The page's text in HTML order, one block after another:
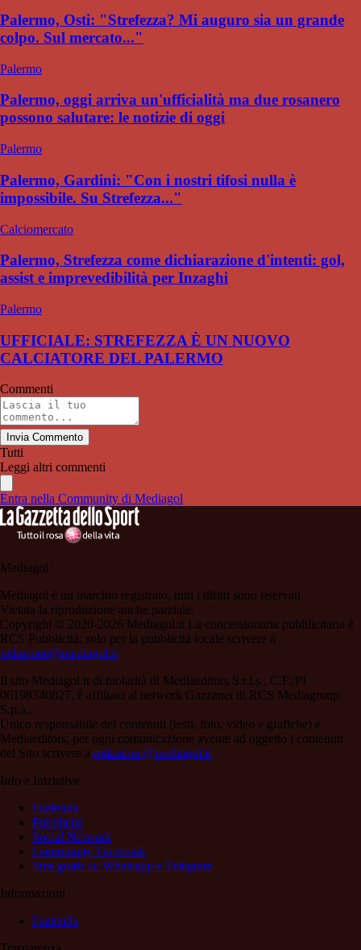
Palermo, Osti: "Strefezza? Mi auguro sia un grande
colpo. Sul mercato..."
Palermo
Palermo, oggi arriva un'ufficialità ma due rosanero
possono salutare: le notizie di oggi
Palermo
Palermo, Gardini: "Con i nostri tifosi nulla è
impossibile. Su Strefezza..."
Calciomercato
Palermo, Strefezza come dichiarazione d'intenti: gol,
assist e imprevedibilità per Inzaghi
Palermo
UFFICIALE: STREFEZZA È UN NUOVO
CALCIATORE DEL PALERMO
Commenti
Invia Commento
Tutti
Leggi altri commenti
Entra nella Community di Mediagol
Mediagol
Mediagol è un marchio registrato, tutti i diritti sono riservati.
Vietata la riproduzione anche parziale.
Copyright © 2020-2026 Mediagol.it La concessionaria pubblicitaria è
RCS Pubblicità; solo per la pubblicità locale scrivere a
redazione@mediagol.it
Il sito Mediagol.it di titolarità di Mediaeditors S.r.l.s., C.F./PI
06198340827, è affiliato al network Gazzanet di RCS Mediagroup
S.p.a..
Unico responsabile dei contenuti (testi, foto, video e grafiche) è
Mediaeditors; per ogni comunicazione avente ad oggetto i contenuti
del Sito scrivere a redazione@mediagol.it
Info e Iniziative
l’azienda
Pubblicità
Social Network
Community Facebook
Sms gratis su Whatsapp e Telegram
Informazioni
l’azienda